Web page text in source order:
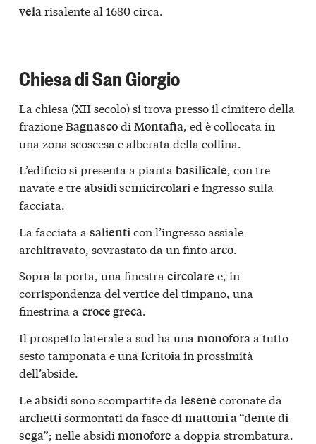
velarisalente al 1680 circa.
Chiesa di San Giorgio
La chiesa (XII secolo) si trova presso il cimitero della
frazioneBagnascodi Montafia, ed è collocata in
una zona scoscesa e alberata della collina.
L’edificio si presenta a pianta basilicale, con tre
navate e treabsidi semicircolarie ingresso sulla
facciata.
La facciata a salienticon l’ingresso assiale
architravato, sovrastato da un fintoarco.
Sopra la porta, una finestra circolare e, in
corrispondenza del vertice del timpano, una
finestrina a croce greca.
Il prospetto laterale a sud ha una monoforaa tutto
sesto tamponata e una feritoiain prossimità
dell’abside.
Leabsidisono scompartite da lesene coronate da
archettisormontati da fasce di mattoni a “dente di
sega”; nelle absidi monofore a doppia strombatura.